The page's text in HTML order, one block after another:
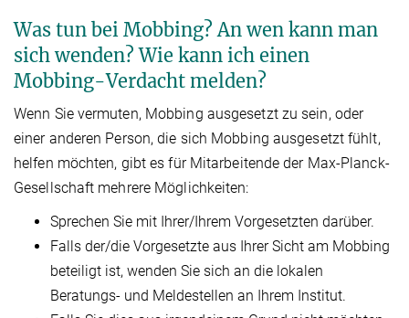
Was tun bei Mobbing? An wen kann man
sich wenden? Wie kann ich einen
Mobbing-Verdacht melden?
Wenn Sie vermuten, Mobbing ausgesetzt zu sein, oder
einer anderen Person, die sich Mobbing ausgesetzt fühlt,
helfen möchten, gibt es für Mitarbeitende der Max-Planck-
Gesellschaft mehrere Möglichkeiten:
Sprechen Sie mit Ihrer/Ihrem Vorgesetzten darüber.
Falls der/die Vorgesetzte aus Ihrer Sicht am Mobbing
beteiligt ist, wenden Sie sich an die lokalen
Beratungs- und Meldestellen an Ihrem Institut.